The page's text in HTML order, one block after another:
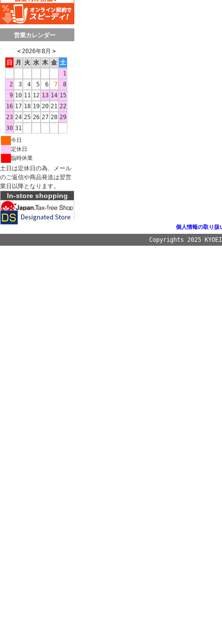
営業カレンダー
＜ 2026年8月 ＞
日
月 火 水 木 金 土
1
2
3 4 5 6 7
8
9 10 11 12 13 14 15
16 17 18 19 20 21 22
23 24 25 26 27 28 29
30 31
今日
定休日
臨時休業
土日は定休日の為、メール
のご返信や商品発送は翌営
業日以降となります。
In-store shopping
個人情報の取り扱
Copyrights 2025